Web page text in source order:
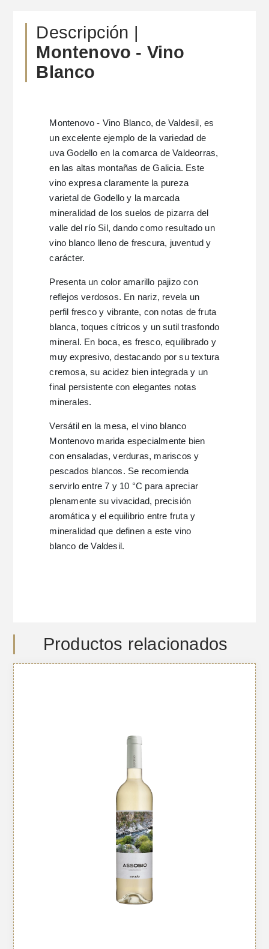
Descripción |
Montenovo - Vino
Blanco
Montenovo - Vino Blanco, de Valdesil, es
un excelente ejemplo de la variedad de
uva Godello en la comarca de Valdeorras,
en las altas montañas de Galicia. Este
vino expresa claramente la pureza
varietal de Godello y la marcada
mineralidad de los suelos de pizarra del
valle del río Sil, dando como resultado un
vino blanco lleno de frescura, juventud y
carácter.
Presenta un color amarillo pajizo con
reflejos verdosos. En nariz, revela un
perfil fresco y vibrante, con notas de fruta
blanca, toques cítricos y un sutil trasfondo
mineral. En boca, es fresco, equilibrado y
muy expresivo, destacando por su textura
cremosa, su acidez bien integrada y un
final persistente con elegantes notas
minerales.
Versátil en la mesa, el vino blanco
Montenovo marida especialmente bien
con ensaladas, verduras, mariscos y
pescados blancos. Se recomienda
servirlo entre 7 y 10 °C para apreciar
plenamente su vivacidad, precisión
aromática y el equilibrio entre fruta y
mineralidad que definen a este vino
blanco de Valdesil.
Productos relacionados